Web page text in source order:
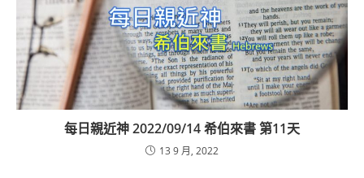
每日親近神 2022/09/14 希伯來書 第11天
13 9 月, 2022